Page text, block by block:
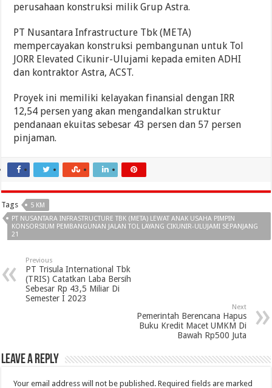
perusahaan konstruksi milik Grup Astra.
PT Nusantara Infrastructure Tbk (META)
mempercayakan konstruksi pembangunan untuk Tol
JORR Elevated Cikunir-Ulujami kepada emiten ADHI
dan kontraktor Astra, ACST.
Proyek ini memiliki kelayakan finansial dengan IRR
12,54 persen yang akan mengandalkan struktur
pendanaan ekuitas sebesar 43 persen dan 57 persen
pinjaman.
Tags
5 KM
PT NUSANTARA INFRASTRUCTURE TBK (META) LEWAT ANAK USAHA PIMPIN
KONSORSIUM PEMBANGUNAN JALAN TOL LAYANG CIKUNIR-ULUJAMI SEPANJANG
21
Previous
PT Trisula International Tbk
(TRIS) Catatkan Laba Bersih
Sebesar Rp 43,5 Miliar Di
Semester I 2023
Next
Pemerintah Berencana Hapus
Buku Kredit Macet UMKM Di
Bawah Rp500 Juta
Leave a Reply
Your email address will not be published. Required fields are marked